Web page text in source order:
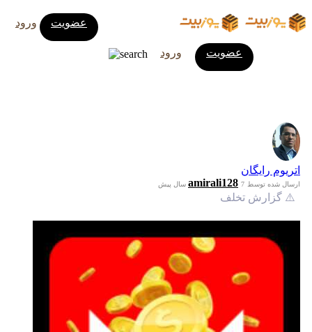
ورود عضویت
ورود عضویت
اتریوم رایگان
ارسال شده توسط amirali128 7 سال پیش
⚠️ گزارش تخلف